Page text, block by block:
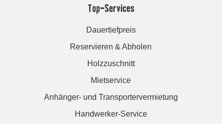
Top-Services
Dauertiefpreis
Reservieren & Abholen
Holzzuschnitt
Mietservice
Anhänger- und Transportervermietung
Handwerker-Service